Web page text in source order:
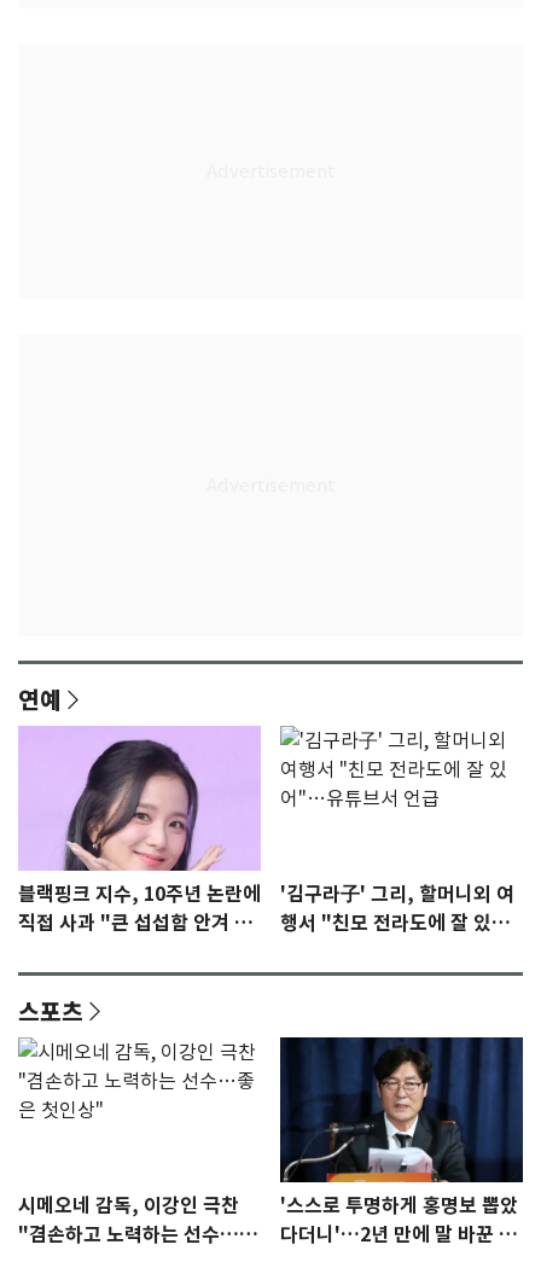
연예
블랙핑크 지수, 10주년 논란에
직접 사과 "큰 섭섭함 안겨 미
'김구라子' 그리, 할머니외 여
행서 "친모 전라도에 잘 있
스포츠
시메오네 감독, 이강인 극찬
"겸손하고 노력하는 선수…좋
'스스로 투명하게 홍명보 뽑았
다더니'…2년 만에 말 바꾼 이